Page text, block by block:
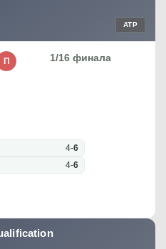
ATP
1/16 финала
П
4-6
4-6